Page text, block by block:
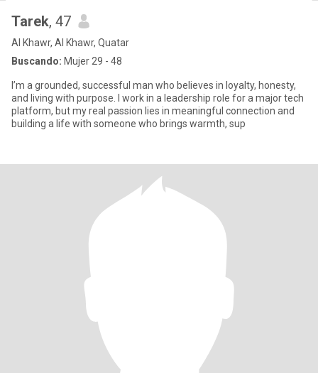
Tarek, 47
Al Khawr, Al Khawr, Quatar
Buscando: Mujer 29 - 48
I’m a grounded, successful man who believes in loyalty, honesty,
and living with purpose. I work in a leadership role for a major tech
platform, but my real passion lies in meaningful connection and
building a life with someone who brings warmth, sup